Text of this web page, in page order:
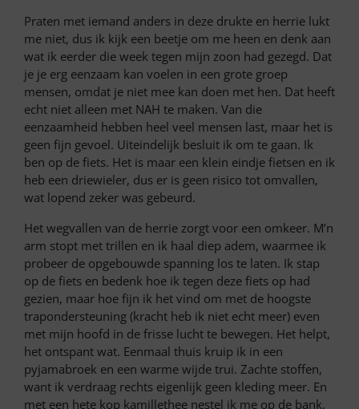
Praten met iemand anders in deze drukte en herrie lukt
me niet, dus ik kijk een beetje om me heen en denk aan
wat ik eerder die week tegen mijn zoon had gezegd. Dat
je je erg eenzaam kan voelen in een grote groep
mensen, omdat je niet mee kan doen met hen. Dat heeft
echt niet alleen met NAH te maken. Van die
eenzaamheid hebben heel veel mensen last, maar het is
geen fijn gevoel. Uiteindelijk besluit ik om te gaan. Ik
ben op de fiets. Het is maar een klein eindje fietsen en ik
heb een driewieler, dus er is geen risico tot omvallen,
wat lopend zeker was gebeurd.
Het wegvallen van de herrie zorgt voor een omkeer. M’n
arm stopt met trillen en ik haal diep adem, waarmee ik
probeer de opgebouwde spanning los te laten. Ik stap
op de fiets en bedenk hoe ik tegen deze fiets op had
gezien, maar hoe fijn ik het vind om met de hoogste
trapondersteuning (kracht heb ik niet echt meer) even
met mijn hoofd in de frisse lucht te bewegen. Het helpt,
het ontspant wat. Eenmaal thuis kruip ik in een
pyjamabroek en een warme wijde trui. Zachte stoffen,
want ik verdraag rechts eigenlijk geen kleding meer. En
met een hete kop kamillethee nestel ik me op de bank.